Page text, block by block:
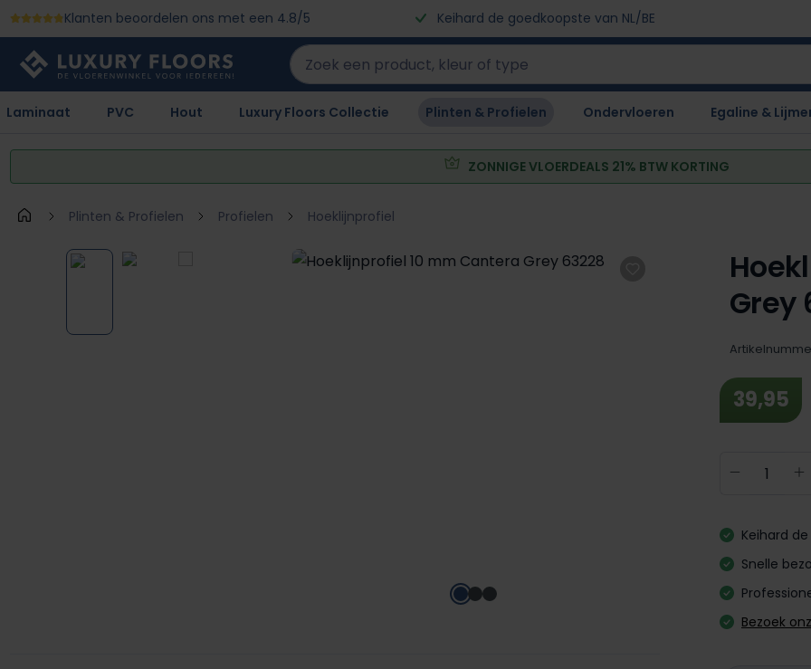
naar de hoofdinhoud
Ga naar de zoekopdracht
Ga naar de hoofdnavigatie
Klanten beoordelen ons met een 4.8/5 Keihard de goedkoopste van NL/BE
Laminaat PVC Hout Luxury Floors Collectie Plinten & Profielen Ondervloeren Egaline &
ZONNIGE VLOERDEALS 21% BTW KORTING
Plinten & Profielen Profielen Hoeklijnprofiel
Afbeeldingengalerij overslaan
Grey
39,95
Keihard
Snelle
Bezoek